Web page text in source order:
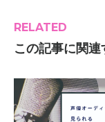
RELATED
この記事に関連